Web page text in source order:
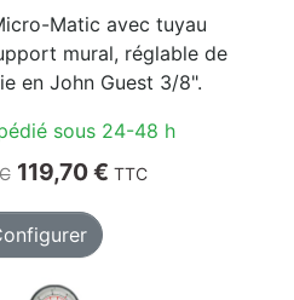
Matic avec tuyau
mural, réglable de
en John Guest 3/8".
sous 24-48 h
Prix
119,70 € TTC